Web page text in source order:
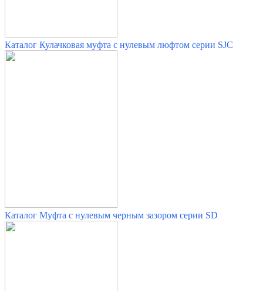
Каталог Кулачковая муфта с нулевым люфтом серии SJC
Каталог Муфта с нулевым черным зазором серии SD